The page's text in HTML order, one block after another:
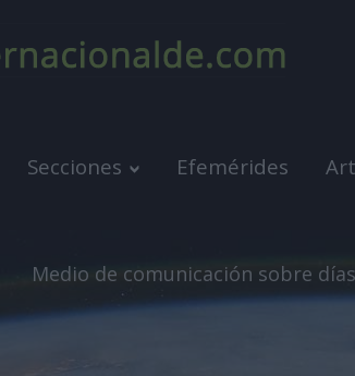
Secciones Efemérides
Medio de comunicación sobre